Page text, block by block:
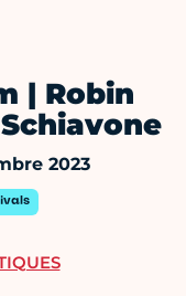
| Robin
2023